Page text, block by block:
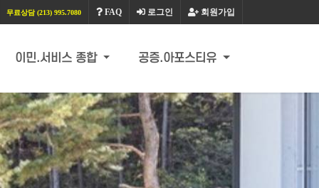
회원가입
로그인
FAQ
무료상담 (213) 995.7080
이민.서비스 종합 공증.아포스티유